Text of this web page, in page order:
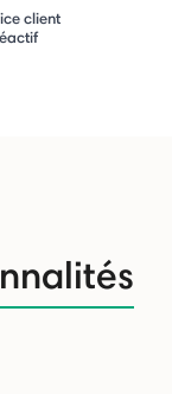
client